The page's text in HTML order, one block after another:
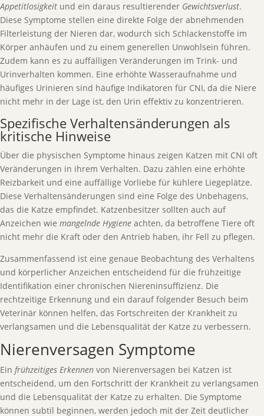
Appetitlosigkeit und ein daraus resultierender Gewichtsverlust.
Diese Symptome stellen eine direkte Folge der abnehmenden
Filterleistung der Nieren dar, wodurch sich Schlackenstoffe im
Körper anhäufen und zu einem generellen Unwohlsein führen.
Zudem kann es zu auffälligen Veränderungen im Trink- und
Urinverhalten kommen. Eine erhöhte Wasseraufnahme und
häufiges Urinieren sind häufige Indikatoren für CNI, da die Niere
nicht mehr in der Lage ist, den Urin effektiv zu konzentrieren.
Spezifische Verhaltensänderungen als
kritische Hinweise
Über die physischen Symptome hinaus zeigen Katzen mit CNI oft
Veränderungen in ihrem Verhalten. Dazu zählen eine erhöhte
Reizbarkeit und eine auffällige Vorliebe für kühlere Liegeplätze.
Diese Verhaltensänderungen sind eine Folge des Unbehagens,
das die Katze empfindet. Katzenbesitzer sollten auch auf
Anzeichen wie mangelnde Hygiene achten, da betroffene Tiere oft
nicht mehr die Kraft oder den Antrieb haben, ihr Fell zu pflegen.
Zusammenfassend ist eine genaue Beobachtung des Verhaltens
und körperlicher Anzeichen entscheidend für die frühzeitige
Identifikation einer chronischen Niereninsuffizienz. Die
rechtzeitige Erkennung und ein darauf folgender Besuch beim
Veterinär können helfen, das Fortschreiten der Krankheit zu
verlangsamen und die Lebensqualität der Katze zu verbessern.
Nierenversagen Symptome
Ein frühzeitiges Erkennen von Nierenversagen bei Katzen ist
entscheidend, um den Fortschritt der Krankheit zu verlangsamen
und die Lebensqualität der Katze zu erhalten. Die Symptome
können subtil beginnen, werden jedoch mit der Zeit deutlicher